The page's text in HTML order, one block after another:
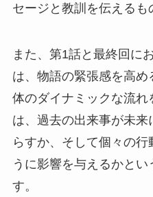
セージと教訓を伝えるも
また、第1話と最終回に
は、物語の緊張感を高
体のダイナミックな流
は、過去の出来事が未
らすか、そして個々の
うに影響を与えるかと
す。